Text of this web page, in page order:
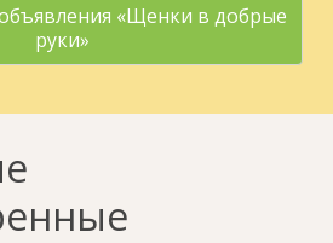
«Щенки в добрые
руки»